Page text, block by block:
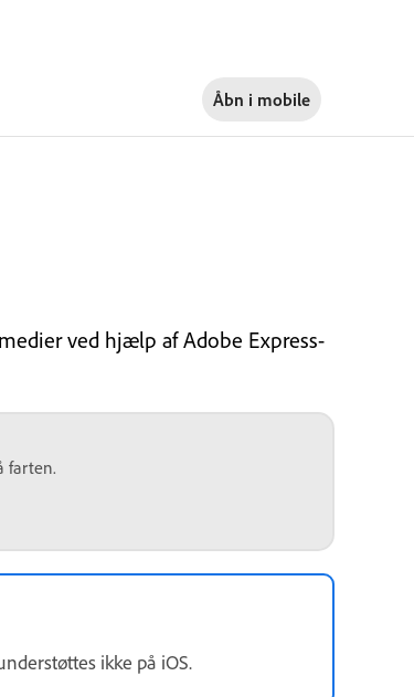
Åbn i mobile
ved hjælp af Adobe Express-
farten.
ikke på iOS.